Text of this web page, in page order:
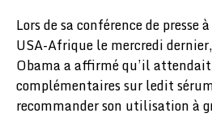
Lors de sa conférence de presse
USA-Afrique le mercredi
Obama a affirmé qu’il
complémentaires sur ledit
recommander son utilisation à